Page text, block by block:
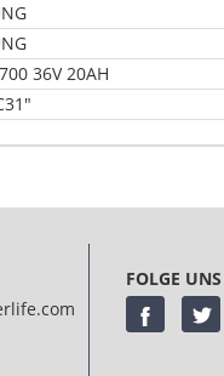
36V 20AH
FOLGE UNS